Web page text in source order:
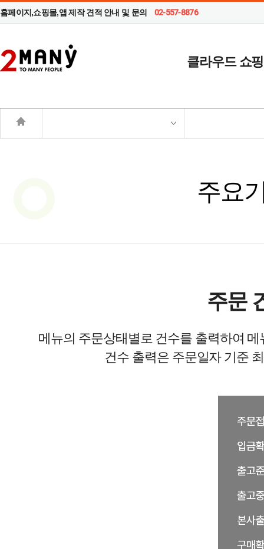
홈페이지,쇼핑몰,앱 제작 견적 안내 및 문의 02-557-8876
클라우드 쇼
주요
주문
메뉴의 주문상태별로 건수를 출력하여
건수 출력은 주문일자 기준